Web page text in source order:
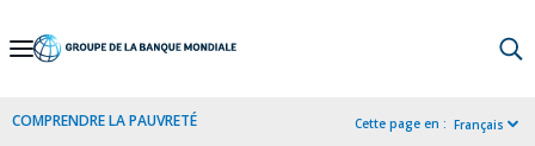
Skip
Navigation
COMPRENDRE LA PAUVRETÉ Cette page en : Français